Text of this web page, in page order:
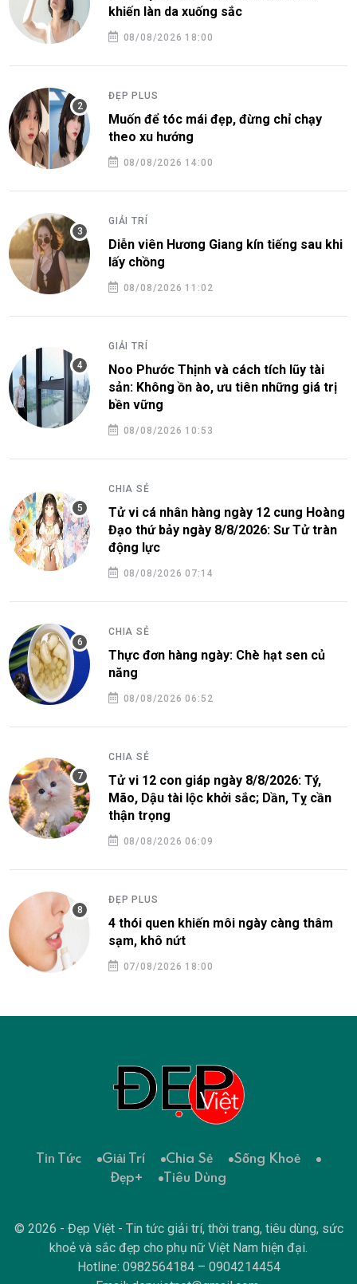
khiến làn da xuống sắc
08/08/2026 18:00
ĐẸP PLUS
Muốn để tóc mái đẹp, đừng chỉ chạy
theo xu hướng
08/08/2026 14:00
GIẢI TRÍ
Diễn viên Hương Giang kín tiếng sau khi
lấy chồng
08/08/2026 11:02
GIẢI TRÍ
Noo Phước Thịnh và cách tích lũy tài
sản: Không ồn ào, ưu tiên những giá trị
bền vững
08/08/2026 10:53
CHIA SẺ
Tử vi cá nhân hàng ngày 12 cung Hoàng
Đạo thứ bảy ngày 8/8/2026: Sư Tử tràn
động lực
08/08/2026 07:14
CHIA SẺ
Thực đơn hàng ngày: Chè hạt sen củ
năng
08/08/2026 06:52
CHIA SẺ
Tử vi 12 con giáp ngày 8/8/2026: Tý,
Mão, Dậu tài lộc khởi sắc; Dần, Tỵ cần
thận trọng
08/08/2026 06:09
ĐẸP PLUS
4 thói quen khiến môi ngày càng thâm
sạm, khô nứt
07/08/2026 18:00
Tin Tức Giải Trí Chia Sẻ
Sống Khoẻ
Đẹp+
Tiêu Dùng
© 2026 - Đẹp Việt - Tin tức giải trí, thời trang, tiêu dùng, sức
khoẻ và sắc đẹp cho phụ nữ Việt Nam hiện đại.
Hotline: 0982564184 – 0904214454